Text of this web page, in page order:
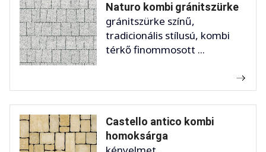
Naturo kombi gránitszürke
gránitszürke színű,
tradicionális stílusú, kombi
térkő finommosott ...
Castello antico kombi
homoksárga